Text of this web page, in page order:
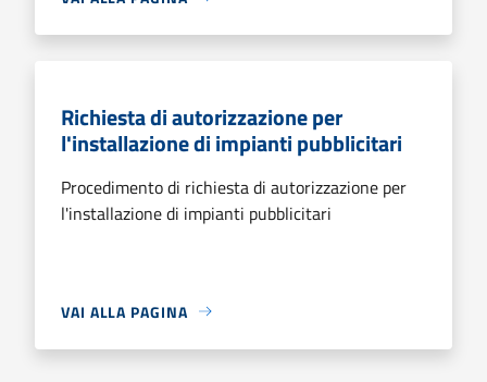
Richiesta di autorizzazione per
l'installazione di impianti pubblicitari
Procedimento di richiesta di autorizzazione per
l'installazione di impianti pubblicitari
VAI ALLA PAGINA